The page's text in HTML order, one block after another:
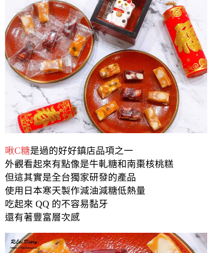
啾C糖是過的好好鎮店品項之一
外觀看起來有點像是牛軋糖和南棗核桃糕
但這其實是全台獨家研發的產品
使用日本寒天製作減油減糖低熱量
吃起來 QQ 的不容易黏牙
還有著豐富層次感